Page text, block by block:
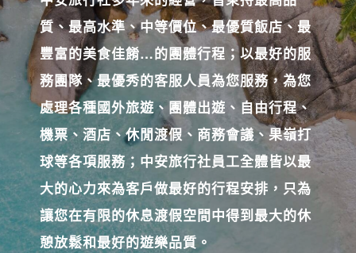
質、最高水準、中等價位、最優質飯店、最
豐富的美食佳餚…的團體行程；以最好的服
務團隊、最優秀的客服人員為您服務，為您
處理各種國外旅遊、團體出遊、自由行程、
機票、酒店、休閒渡假、商務會議、果嶺打
球等各項服務；中安旅行社員工全體皆以最
大的心力來為客戶做最好的行程安排，只為
讓您在有限的休息渡假空間中得到最大的休
憩放鬆和最好的遊樂品質。